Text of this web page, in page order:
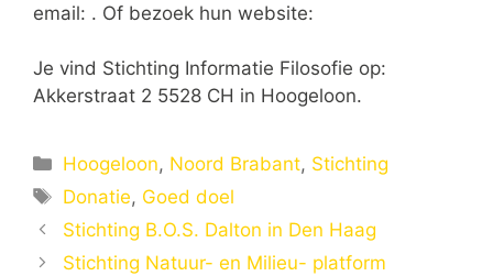
email: . Of bezoek hun website:
Je vind Stichting Informatie Filosofie op:
Akkerstraat 2 5528 CH in Hoogeloon.
Categorieën
Hoogeloon, Noord Brabant, Stichting
Tags
Donatie, Goed doel
Stichting B.O.S. Dalton in Den Haag
Stichting Natuur- en Milieu- platform